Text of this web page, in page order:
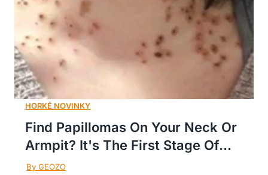
Find Papillomas On Your Neck Or
Armpit? It's The First Stage Of...